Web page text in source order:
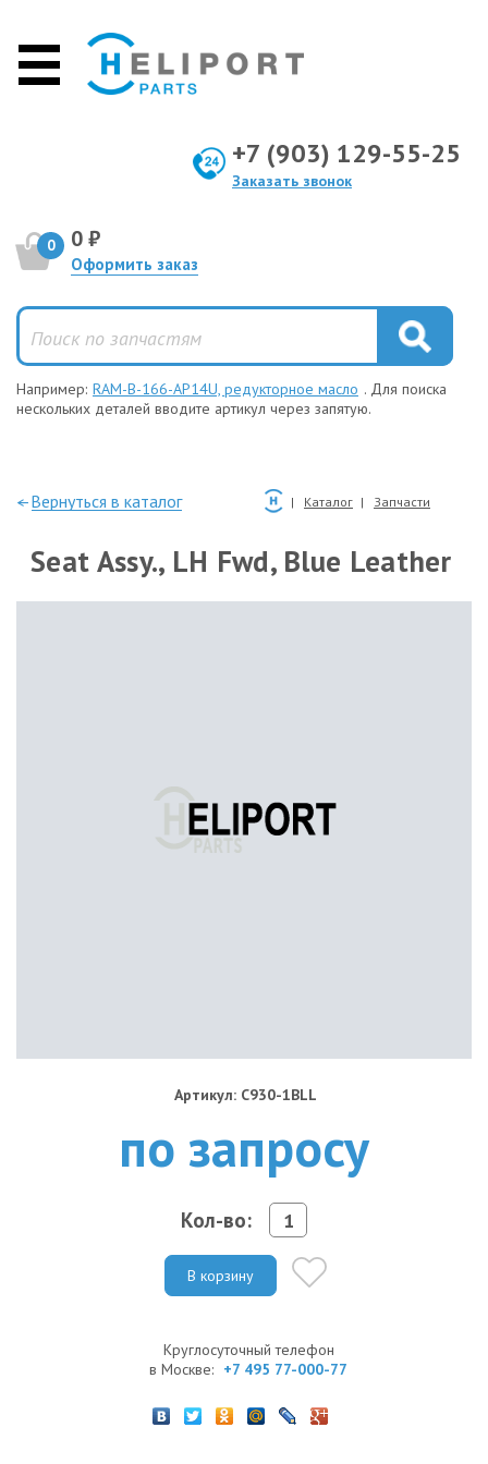
+7 (903) 129-55-25
Заказать звонок
0 0 ₽
Оформить заказ
Например: RAM-B-166-AP14U, редукторное масло . Для поиска
нескольких деталей вводите артикул через запятую.
—Вернуться в каталог Каталог Запчасти
Seat Assy., LH Fwd, Blue Leather
Артикул: C930-1BLL
по запросу
Кол-во:
В корзину
Круглосуточный телефон
в Москве: +7 495 77-000-77